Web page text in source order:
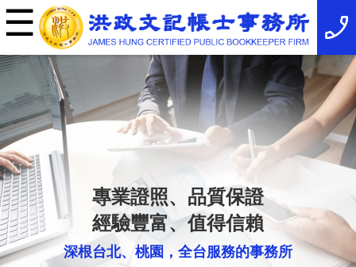
☰
×
務
所
介
最
新
消
息
稅
務
法
規
服
務
項
專業證照、品質保證
經驗豐富、值得信賴
深根台北、桃園，全台服務的事務所